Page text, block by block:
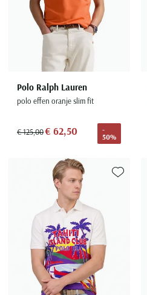
Polo Ralph Lauren
polo effen oranje slim fit
€ 125,00€ 62,50
-
50%